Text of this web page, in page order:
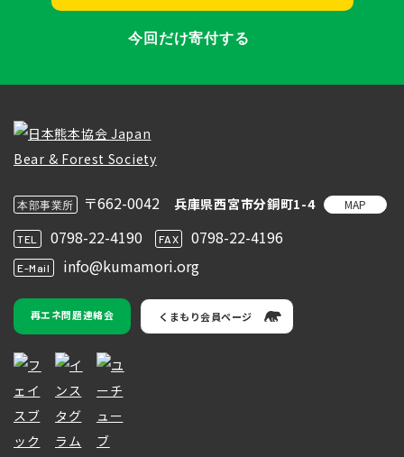
今回だけ寄付する
本部事業所 〒662-0042 兵庫県西宮市分銅町1-4 MAP
TEL 0798-22-4190 FAX 0798-22-4196
E-Mail info@kumamori.org
再エネ問題連絡会 くまもり会員ページ